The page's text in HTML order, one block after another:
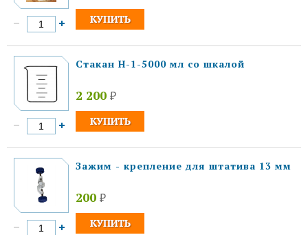
Стакан Н-1-5000 мл со шкалой
2 200 ₽
Зажим - крепление для штатива 13 мм
200 ₽